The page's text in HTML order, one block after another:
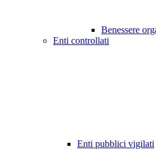
Benessere
Enti controllati
Enti pubblici vigilati